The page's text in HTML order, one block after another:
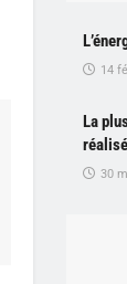
14
La
30